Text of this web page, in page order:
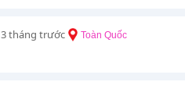
3 tháng trước Toàn Quốc